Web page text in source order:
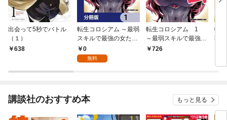
出会って5秒でバトル
（１）
638
転生コロシアム ～最弱
スキルで最強の女たち
を攻略して奴隷ハーレ
ム作ります～【分冊
0
無料
転生コロシアム 1
～最弱スキルで最強の
女たちを攻略して奴隷
726
転
弱
ら
講談社のおすすめ本 もっと見る